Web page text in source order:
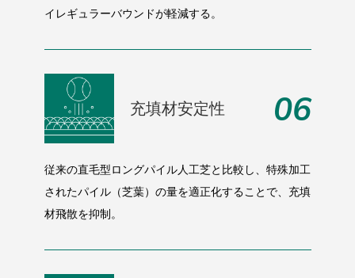
イレギュラーバウンドが軽減する。
充填材安定性 06
従来の直毛型ロングパイル人工芝と比較し、特殊加工
されたパイル（芝葉）の量を適正化することで、充填
材飛散を抑制。